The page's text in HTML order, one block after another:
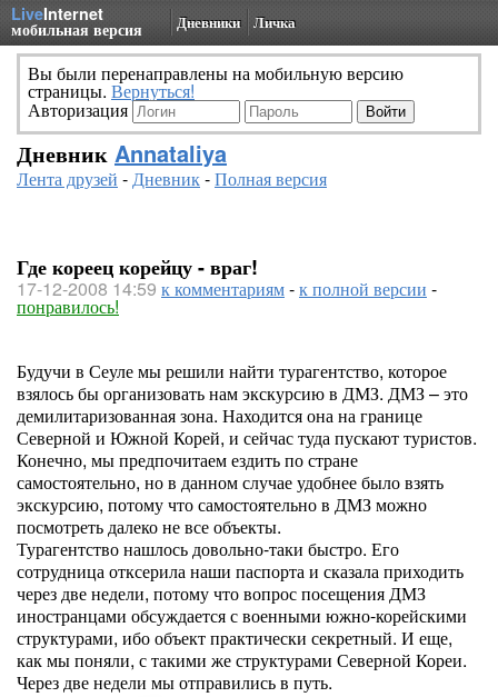
LiveInternet
мобильная версия Дневники Личка
Вы были перенаправлены на мобильную версию
страницы. Вернуться!
Авторизация
Дневник Annataliya
Лента друзей -Дневник-Полная версия
Где кореец корейцу - враг!
17-12-2008 14:59 к комментариям-к полной версии -
понравилось!
Будучи в Сеуле мы решили найти турагентство, которое
взялось бы организовать нам экскурсию в ДМЗ. ДМЗ – это
демилитаризованная зона. Находится она на границе
Северной и Южной Корей, и сейчас туда пускают туристов.
Конечно, мы предпочитаем ездить по стране
самостоятельно, но в данном случае удобнее было взять
экскурсию, потому что самостоятельно в ДМЗ можно
посмотреть далеко не все объекты.
Турагентство нашлось довольно-таки быстро. Его
сотрудница отксерила наши паспорта и сказала приходить
через две недели, потому что вопрос посещения ДМЗ
иностранцами обсуждается с военными южно-корейскими
структурами, ибо объект практически секретный. И еще,
как мы поняли, с такими же структурами Северной Кореи.
Через две недели мы отправились в путь.